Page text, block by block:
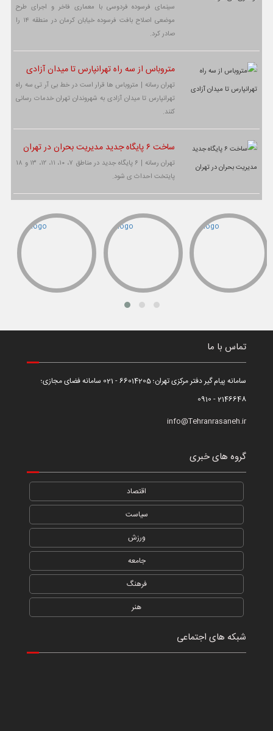
سینمای فرسوده فردوسی با معماری فاخر و اجرای طرح
موضعی اصلاح بافت فرسوده خیابان کرمان در منطقه ۱۴ را
صادر کرد.
متروباس از سه راه تهرانپارس تا میدان آزادی
تهران رسانه | متروباس ها قرار است در خط بی آر تی سه راه
تهرانپارس تا میدان آزادی به شهروندان تهران خدمات رسانی
کنند.
ساخت ۶ پایگاه جدید مدیریت بحران در تهران
تهران رسانه | ۶ پایگاه جدید در مناطق ۷، ۱۰، ۱۱، ۱۲، ۱۳ و ۱۸
پایتخت احداث ی شود.
تماس با ما
سامانه پیام گیر دفتر مرکزی تهران؛ 66014205 - 021 سامانه فضای مجازی؛
2146648 - 0910
info@Tehranrasaneh.ir
گروه های خبری
اقتصاد
سیاست
ورزش
جامعه
فرهنگ
هنر
شبکه های اجتماعی